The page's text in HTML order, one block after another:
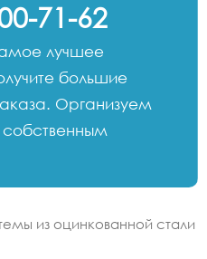
71-62
лучшее
большие
Организуем
собственным
из оцинкованной стали